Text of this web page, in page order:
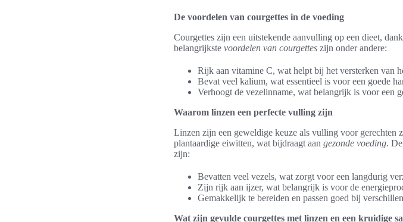
De voordelen van courgettes in de voeding
Courgettes zijn een uitstekende aanvulling op een dieet,
belangrijkste voordelen van courgettes zijn onder andere:
Rijk aan vitamine C, wat helpt bij het versterken van
Bevat veel kalium, wat essentieel is voor een goede
Verhoogt de vezelinname, wat belangrijk is voor een
Waarom linzen een perfecte vulling zijn
Linzen zijn een geweldige keuze als vulling voor gerechten
plantaardige eiwitten, wat bijdraagt aan gezonde voeding.
zijn:
Bevatten veel vezels, wat zorgt voor een langdurig
Zijn rijk aan ijzer, wat belangrijk is voor de
Gemakkelijk te bereiden en passen goed bij
Wat zijn gevulde courgettes met linzen en een kruidige